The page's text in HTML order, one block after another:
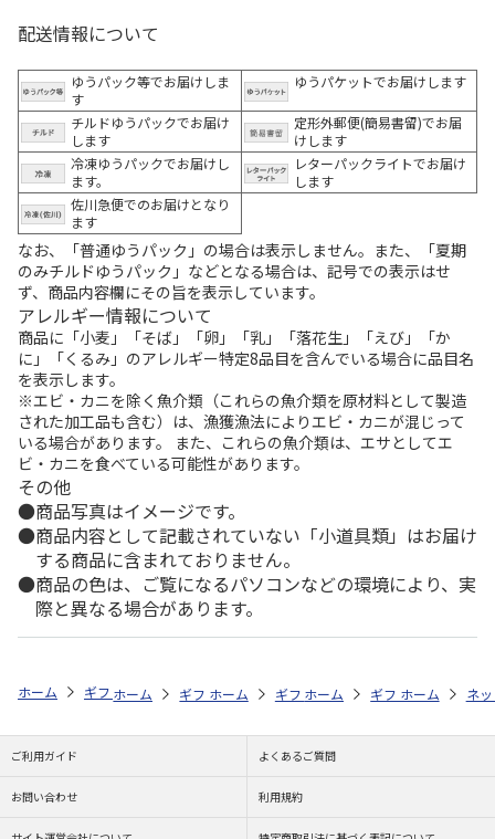
配送情報について
ゆうパック等でお届けしま
す
ゆうパケットでお届けします
チルドゆうパックでお届け
します
定形外郵便(簡易書留)でお届
けします
冷凍ゆうパックでお届けし
ます。
レターパックライトでお届け
します
佐川急便でのお届けとなり
ます
なお、「普通ゆうパック」の場合は表示しません。また、「夏期
のみチルドゆうパック」などとなる場合は、記号での表示はせ
ず、商品内容欄にその旨を表示しています。
アレルギー情報について
商品に「小麦」「そば」「卵」「乳」「落花生」「えび」「か
に」「くるみ」のアレルギー特定8品目を含んでいる場合に品目名
を表示します。
※エビ・カニを除く魚介類（これらの魚介類を原材料として製造
された加工品も含む）は、漁獲漁法によりエビ・カニが混じって
いる場合があります。 また、これらの魚介類は、エサとしてエ
ビ・カニを食べている可能性があります。
その他
商品写真はイメージです。
商品内容として記載されていない「小道具類」はお届け
する商品に含まれておりません。
商品の色は、ご覧になるパソコンなどの環境により、実
際と異なる場合があります。
ホーム ギフトストア お中元・夏ギフト特集 2026 ハム・お肉 【
ホーム ギフトストア お中元・夏ギフト特集 2026
ホーム ギフトストア お中元・夏ギフト
ホーム ギフトストア お
ホーム ネ
ご利用ガイド よくあるご質問
お問い合わせ 利用規約